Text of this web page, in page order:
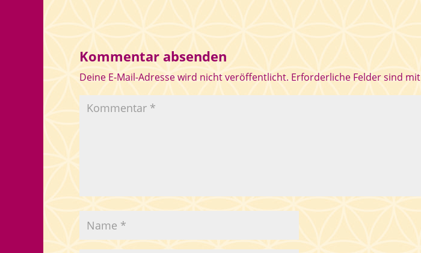
Kommentar absenden
Deine E-Mail-Adresse wird nicht veröffentlicht. Erforderliche Felder sind mit